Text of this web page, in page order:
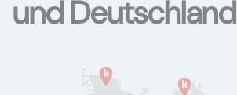
und Deutschland